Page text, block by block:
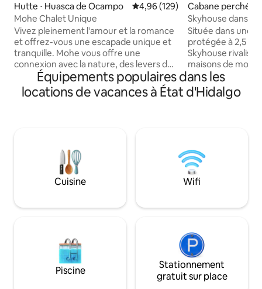
Hutte ⋅ Huasca de Ocampo Évaluation moyenne sur la
4,96 (129)
Mohe Chalet Unique
Vivez pleinement l'amour et la romance
et offrez-vous une escapade unique et
tranquille. Mohe vous offre une
connexion avec la nature, des levers de
soleil incroyables. Le chalet MoHe vous
séduira par son design unique,
confortable et délicat. Nous disposons
et de la propreté de cet espace
confortable. Nous faisons de notre
mieux pour que vous vous sentiez
comme chez vous, afin que votre visite
Cabane perchée
de Doria
Skyhouse dans
faune - WiFi
Située dans une
protégée à 2,5
Skyhouse rivalise
maisons de
Notre équipe
forêts, de
promenades, de
barbecue et salle
pour le bureau à
communauté
Animaux
Équipements populaires dans les
locations de vacances à État d'Hidalgo
Cuisine Wifi
Piscine
Stationnement
gratuit sur place